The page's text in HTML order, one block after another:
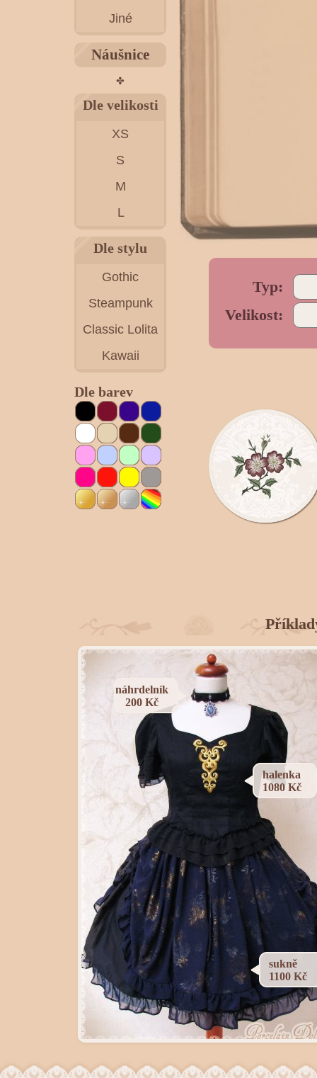
Jiné
Náušnice
✤
Dle velikosti
XS
S
M
L
Dle stylu
Gothic
Steampunk
Classic Lolita
Kawaii
Dle barev
Typ:
Velikost:
náhrdelník
200 Kč
sukně
1100 Kč
halenka
1080 Kč